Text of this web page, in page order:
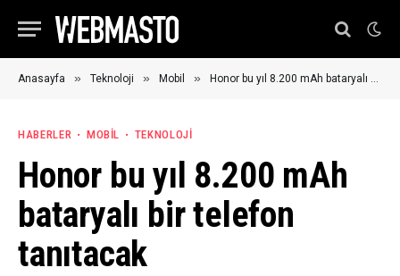
Anasayfa » Teknoloji » Mobil » Honor bu yıl 8.200 mAh bataryalı bir telefon tanıtacak
HABERLER MOBIL TEKNOLOJI
Honor bu yıl 8.200 mAh
bataryalı bir telefon
tanıtacak